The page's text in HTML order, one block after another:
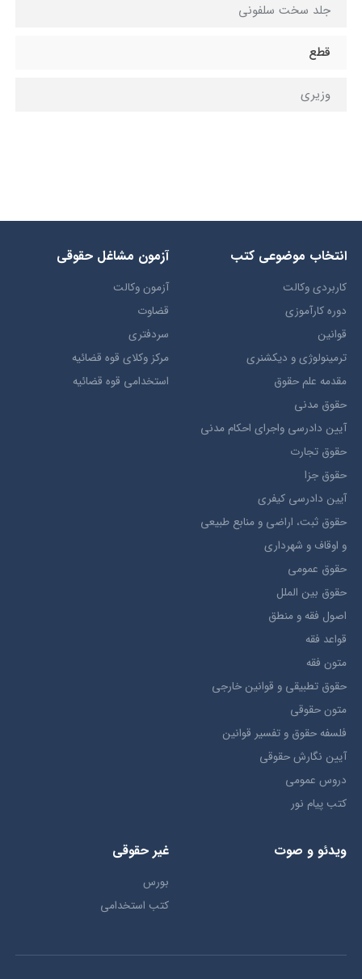
جلد سخت سلفونی
قطع
وزيري
انتخاب​ موضوعي​ کتب
کاربردی وکالت
دوره کارآموزی
قوانین
ترمينولوژي و ديکشنري
مقدمه علم حقوق
حقوق مدني
آيين دادرسي ​واجراي ​احکام ​مدني
حقوق تجارت
حقوق جزا
آيین دادرسی کیفری
حقوق ثبت، اراضي و منابع طبيعي
و اوقاف و شهرداری
حقوق عمومی
حقوق بين الملل
اصول فقه و منطق
قواعد فقه
متون فقه
حقوق تطبيقي و قوانین خارجی
متون حقوقي
فلسفه حقوق و تفسیر قوانین
آیین نگارش حقوقی
دروس عمومی
کتب پیام نور
آزمون مشاغل حقوقی
آزمون وکالت
قضاوت
سردفتری
مرکز وکلای قوه قضائیه
استخدامی قوه قضائیه
ویدئو و صوت غیر حقوقی
بورس
کتب استخدامی